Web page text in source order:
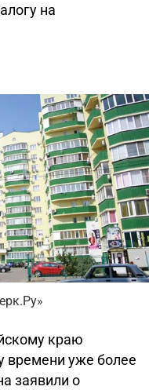
на
краю
времени уже более
заявили о